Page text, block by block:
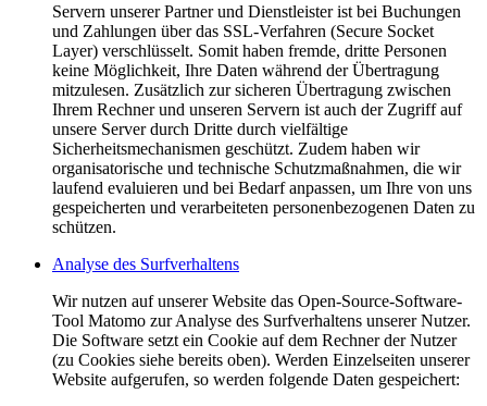
Servern unserer Partner und Dienstleister ist bei Buchungen
und Zahlungen über das SSL-Verfahren (Secure Socket
Layer) verschlüsselt. Somit haben fremde, dritte Personen
keine Möglichkeit, Ihre Daten während der Übertragung
mitzulesen. Zusätzlich zur sicheren Übertragung zwischen
Ihrem Rechner und unseren Servern ist auch der Zugriff auf
unsere Server durch Dritte durch vielfältige
Sicherheitsmechanismen geschützt. Zudem haben wir
organisatorische und technische Schutzmaßnahmen, die wir
laufend evaluieren und bei Bedarf anpassen, um Ihre von uns
gespeicherten und verarbeiteten personenbezogenen Daten zu
schützen.
Analyse des Surfverhaltens
Wir nutzen auf unserer Website das Open-Source-Software-
Tool Matomo zur Analyse des Surfverhaltens unserer Nutzer.
Die Software setzt ein Cookie auf dem Rechner der Nutzer
(zu Cookies siehe bereits oben). Werden Einzelseiten unserer
Website aufgerufen, so werden folgende Daten gespeichert: